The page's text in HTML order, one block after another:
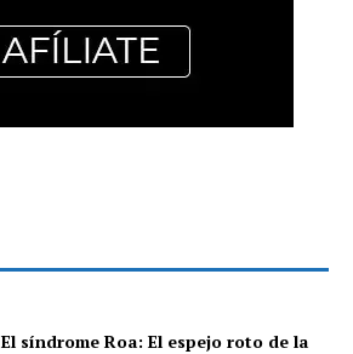
El síndrome Roa: El espejo roto de la